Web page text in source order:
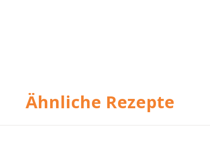
Ähnliche Rezepte